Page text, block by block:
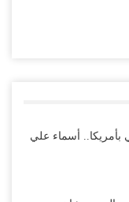
بأمريكا.. أسماء علي